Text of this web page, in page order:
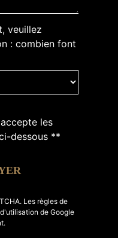
veuillez
: combien font
les
dessous **
Les règles de
de Google